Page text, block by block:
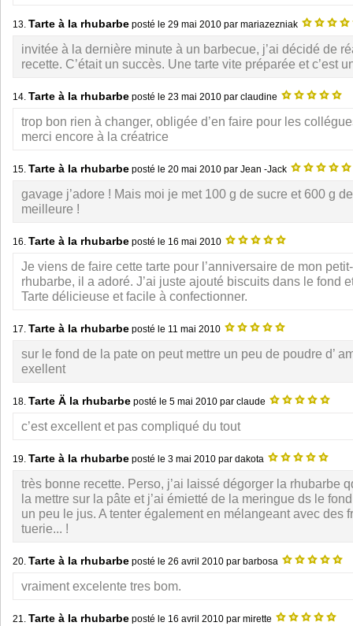
13. Tarte à la rhubarbe posté le 29 mai 2010 par mariazezniak
invitée à la dernière minute à un barbecue, j’ai décidé de
recette. C’était un succès. Une tarte vite préparée et c’est
14. Tarte à la rhubarbe posté le 23 mai 2010 par claudine
trop bon rien à changer, obligée d’en faire pour les
merci encore à la créatrice
15. Tarte à la rhubarbe posté le 20 mai 2010 par Jean -Jack
gavage j’adore ! Mais moi je met 100 g de sucre et 600 g
meilleure !
16. Tarte à la rhubarbe posté le 16 mai 2010
Je viens de faire cette tarte pour l’anniversaire de mon
rhubarbe, il a adoré. J’ai juste ajouté biscuits dans le fond
Tarte délicieuse et facile à confectionner.
17. Tarte à la rhubarbe posté le 11 mai 2010
sur le fond de la pate on peut mettre un peu de poudre d’
exellent
18. Tarte Ä la rhubarbe posté le 5 mai 2010 par claude
c’est excellent et pas compliqué du tout
19. Tarte à la rhubarbe posté le 3 mai 2010 par dakota
très bonne recette. Perso, j’ai laissé dégorger la rhubarbe
la mettre sur la pâte et j’ai émietté de la meringue ds le
un peu le jus. A tenter également en mélangeant avec des
tuerie... !
20. Tarte à la rhubarbe posté le 26 avril 2010 par barbosa
vraiment excelente tres bom.
21. Tarte à la rhubarbe posté le 16 avril 2010 par mirette